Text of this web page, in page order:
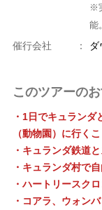
※
能。
催行会社 ：
このツアーの
・1日でキュラン
（動物園）に行く
・キュランダ鉄道
・キュランダ村で
・ハートリースク
・コアラ、ウォン